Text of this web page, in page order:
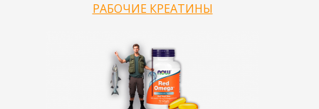
РАБОЧИЕ КРЕАТИНЫ